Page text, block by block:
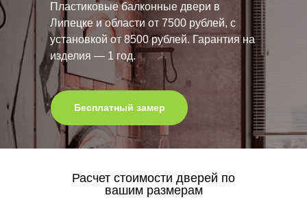
Пластиковые балконные двери в
Липецке и области от 7500 рублей, с
установкой от 8500 рублей. Гарантия на
изделия — 1 год.
Расчет стоимости дверей по
вашим размерам
Бесплатный замер